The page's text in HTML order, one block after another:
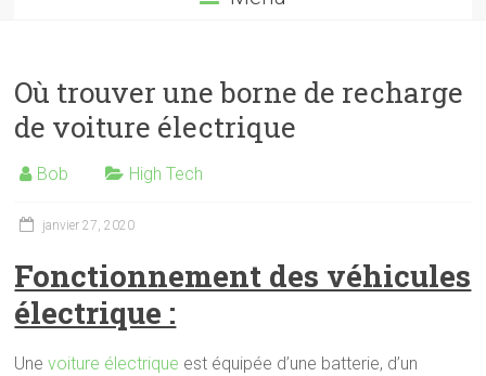
Où trouver une borne de recharge
de voiture électrique
Bob High Tech
janvier 27, 2020
Fonctionnement des véhicules
électrique :
Une voiture électrique est équipée d’une batterie, d’un